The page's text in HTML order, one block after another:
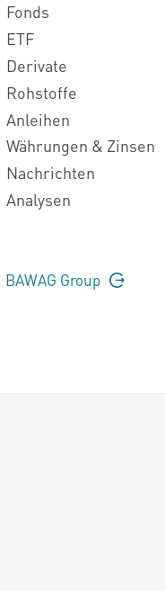
Fonds
ETF
Derivate
Rohstoffe
Anleihen
Währungen & Zinsen
Nachrichten
Analysen
BAWAG Group